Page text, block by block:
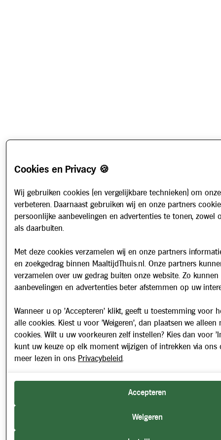
Cookies en Privacy 🍪
Wij gebruiken cookies (en vergelijkbare technieken) om
verbeteren. Daarnaast gebruiken wij en onze partners
persoonlijke aanbevelingen en advertenties te tonen, zowel
als daarbuiten.
Met deze cookies verzamelen wij en onze partners
en zoekgedrag binnen MaaltijdThuis.nl. Onze partners
verzamelen over uw gedrag buiten onze website. Zo kunnen
aanbevelingen en advertenties beter afstemmen op uw
Wanneer u op 'Accepteren' klikt, geeft u toestemming voor
alle cookies. Kiest u voor 'Weigeren', dan plaatsen we alleen
cookies. Wilt u uw voorkeuren zelf instellen? Kies dan voor
kunt uw keuze op elk moment wijzigen of intrekken via ons
meer lezen in ons Privacybeleid.
Accepteren
Weigeren